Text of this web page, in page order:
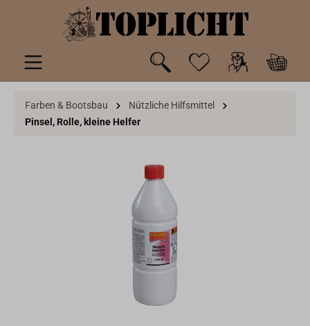
springen
Farben & Bootsbau
Nützliche Hilfsmittel
Pinsel, Rolle, kleine Helfer